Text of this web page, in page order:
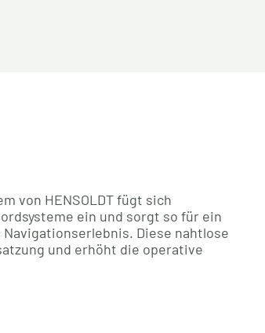
von HENSOLDT fügt sich
ein und sorgt so für ein
Diese nahtlose
und erhöht die operative